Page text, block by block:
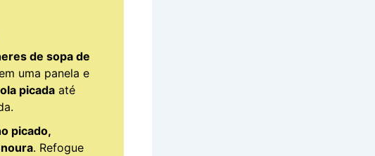
de sopa de
uma panela e
picada até
picado,
. Refogue